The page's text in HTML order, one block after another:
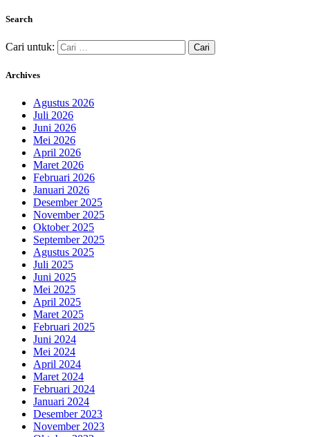
Search
Cari untuk:
Archives
Agustus 2026
Juli 2026
Juni 2026
Mei 2026
April 2026
Maret 2026
Februari 2026
Januari 2026
Desember 2025
November 2025
Oktober 2025
September 2025
Agustus 2025
Juli 2025
Juni 2025
Mei 2025
April 2025
Maret 2025
Februari 2025
Juni 2024
Mei 2024
April 2024
Maret 2024
Februari 2024
Januari 2024
Desember 2023
November 2023